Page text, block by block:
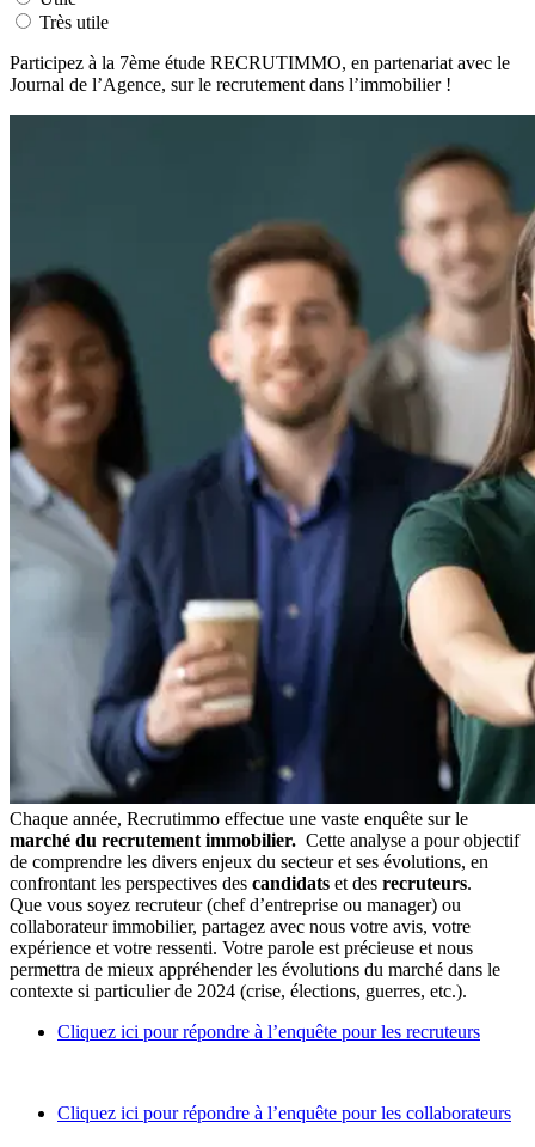
Très utile
Participez à la 7ème étude RECRUTIMMO, en partenariat avec le
Journal de l’Agence, sur le recrutement dans l’immobilier !
Chaque année, Recrutimmo effectue une vaste enquête sur le
marché du recrutement immobilier. Cette analyse a pour objectif
de comprendre les divers enjeux du secteur et ses évolutions, en
confrontant les perspectives des candidats et des recruteurs.
Que vous soyez recruteur (chef d’entreprise ou manager) ou
collaborateur immobilier, partagez avec nous votre avis, votre
expérience et votre ressenti. Votre parole est précieuse et nous
permettra de mieux appréhender les évolutions du marché dans le
contexte si particulier de 2024 (crise, élections, guerres, etc.).
Cliquez ici pour répondre à l’enquête pour les recruteurs
Cliquez ici pour répondre à l’enquête pour les collaborateurs